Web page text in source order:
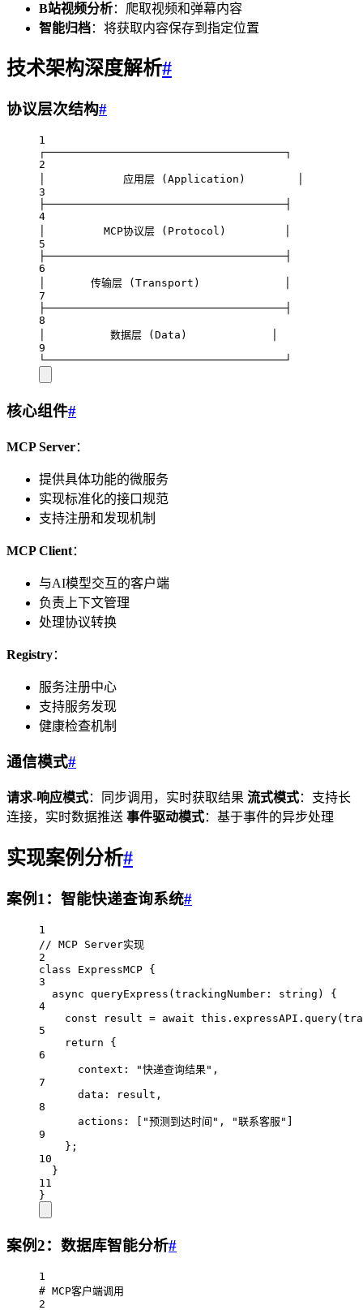
B站视频分析：爬取视频和弹幕内容
智能归档：将获取内容保存到指定位置
技术架构深度解析#
协议层次结构#
1
┌─────────────────────────────────────┐
2
│            应用层 (Application)        │
3
├─────────────────────────────────────┤
4
│         MCP协议层 (Protocol)         │
5
├─────────────────────────────────────┤
6
│       传输层 (Transport)             │
7
├─────────────────────────────────────┤
8
│          数据层 (Data)             │
9
└─────────────────────────────────────┘
核心组件#
MCP Server：
提供具体功能的微服务
实现标准化的接口规范
支持注册和发现机制
MCP Client：
与AI模型交互的客户端
负责上下文管理
处理协议转换
Registry：
服务注册中心
支持服务发现
健康检查机制
通信模式#
请求-响应模式：同步调用，实时获取结果 流式模式：支持长
连接，实时数据推送 事件驱动模式：基于事件的异步处理
实现案例分析#
案例1：智能快递查询系统#
1
// MCP Server实现
2
class
ExpressMCP {
3
async queryExpress (trackingNumber : string ) {
4
const
result = await this .expressAPI. query
5
return {
6
context:
"快递查询结果" ,
7
data: result,
8
actions: [ "预测到达时间" , "联系客服" ]
9
};
10
}
11
}
案例2：数据库智能分析#
1
# MCP客户端调用
2